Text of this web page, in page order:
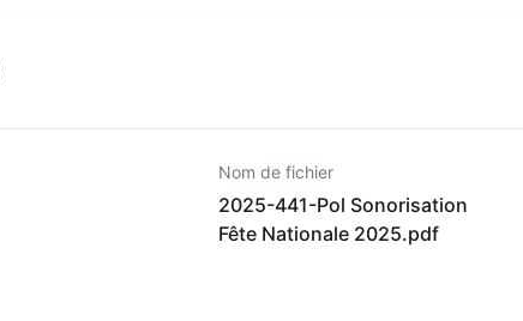
Nom de fichier
2025-441-Pol Sonorisation
Fête Nationale 2025.pdf